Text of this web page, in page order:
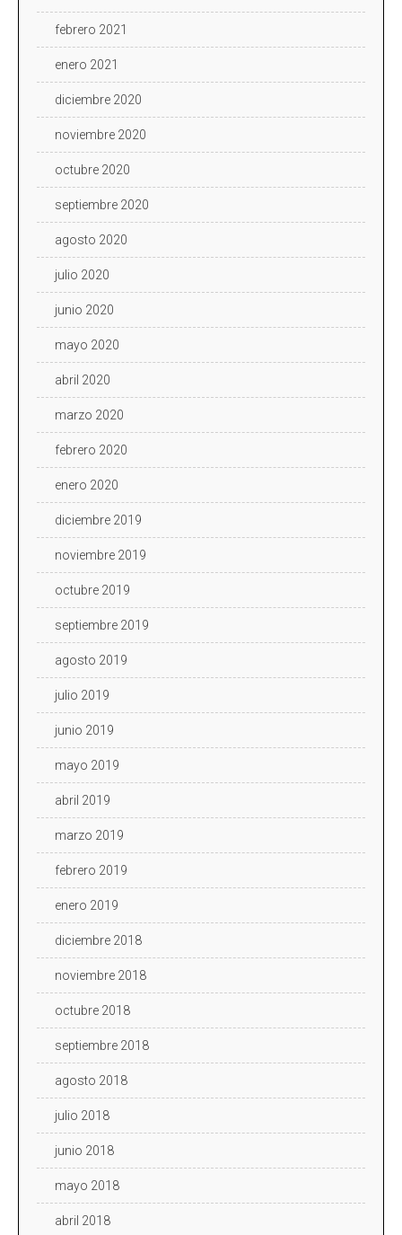
febrero 2021
enero 2021
diciembre 2020
noviembre 2020
octubre 2020
septiembre 2020
agosto 2020
julio 2020
junio 2020
mayo 2020
abril 2020
marzo 2020
febrero 2020
enero 2020
diciembre 2019
noviembre 2019
octubre 2019
septiembre 2019
agosto 2019
julio 2019
junio 2019
mayo 2019
abril 2019
marzo 2019
febrero 2019
enero 2019
diciembre 2018
noviembre 2018
octubre 2018
septiembre 2018
agosto 2018
julio 2018
junio 2018
mayo 2018
abril 2018